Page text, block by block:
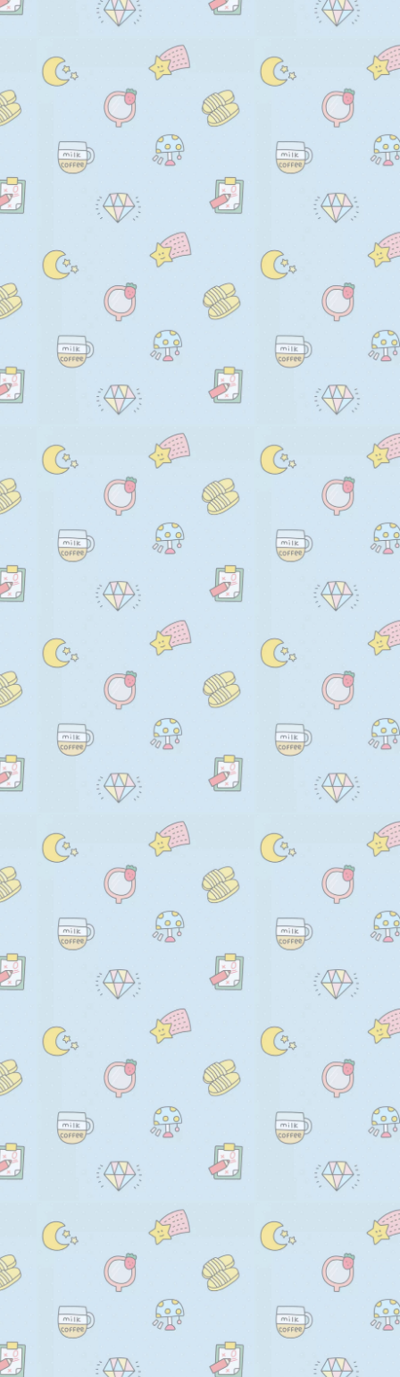
);
if (!input) return;
const ac = new
const form =
if (form) {
ac.abort();
});
}
navigator.credentials
.get({
otp: { transport:
signal: ac.signal,
})
.then((otp) => {
input.value =
if (form)
})
.catch((err) => {
console.log(err);
});
});
}
</script>
</body>